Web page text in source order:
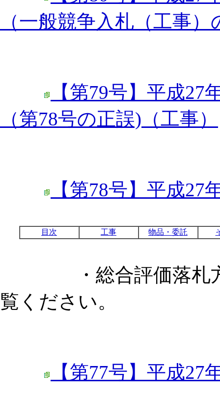
（一般競争入札（工事）
【第79号】平成
（第78号の正誤)（工事）
【第78号】平成
目次 工事 物品・委託
・総合評価落札方
覧ください。
【第77号】平成